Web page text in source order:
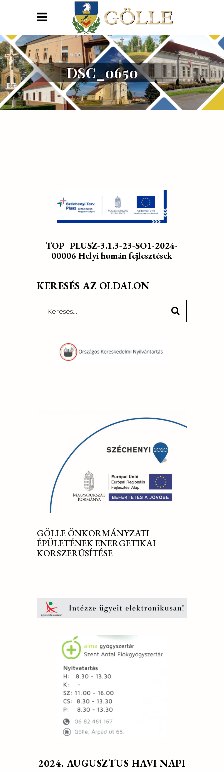
DSC_0650
TOP_PLUSZ-3.1.3-23-SO1-2024-
00006 Helyi humán fejlesztések
KERESÉS AZ OLDALON
GÖLLE ÖNKORMÁNYZATI
ÉPÜLETÉNEK ENERGETIKAI
KORSZERŰSÍTÉSE
2024. AUGUSZTUS HAVI NAPI